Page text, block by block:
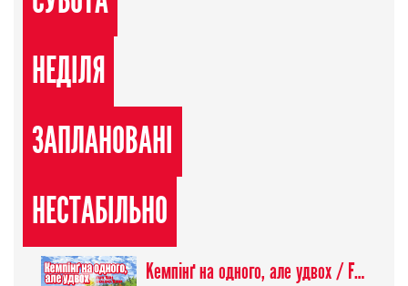
НЕДІЛЯ
ЗАПЛАНОВАНІ
НЕСТАБІЛЬНО
Кемпінґ на одного, але удвох / Futari Solo Camp